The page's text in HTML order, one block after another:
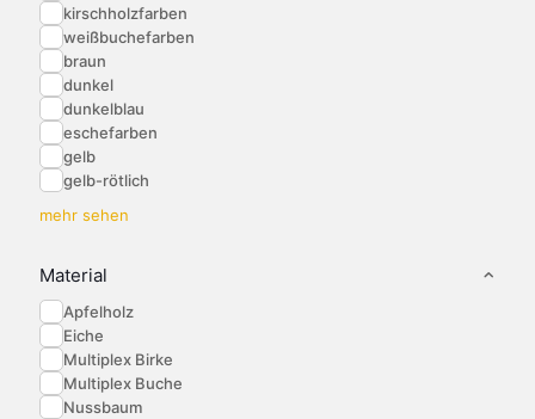
kirschholzfarben
weißbuchefarben
braun
dunkel
dunkelblau
eschefarben
gelb
gelb-rötlich
mehr sehen
Material
Apfelholz
Eiche
Multiplex Birke
Multiplex Buche
Nussbaum